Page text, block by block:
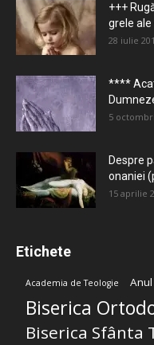
+++
grele ale
28 iulie
****
5
Despre
onaniei
15 aprilie
Etichete
Academia de Teologie
Biserica
Biserica Sfânta